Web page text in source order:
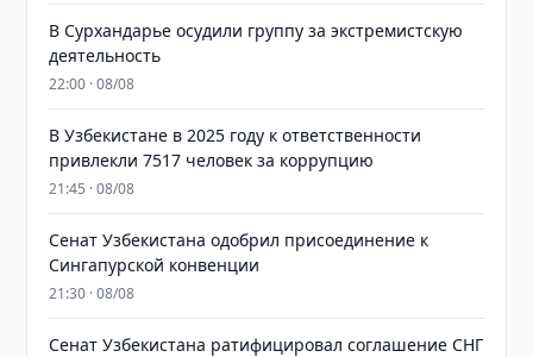
В Сурхандарье осудили группу за экстремистскую
деятельность
22:00 · 08/08
В Узбекистане в 2025 году к ответственности
привлекли 7517 человек за коррупцию
21:45 · 08/08
Сенат Узбекистана одобрил присоединение к
Сингапурской конвенции
21:30 · 08/08
Сенат Узбекистана ратифицировал соглашение СНГ